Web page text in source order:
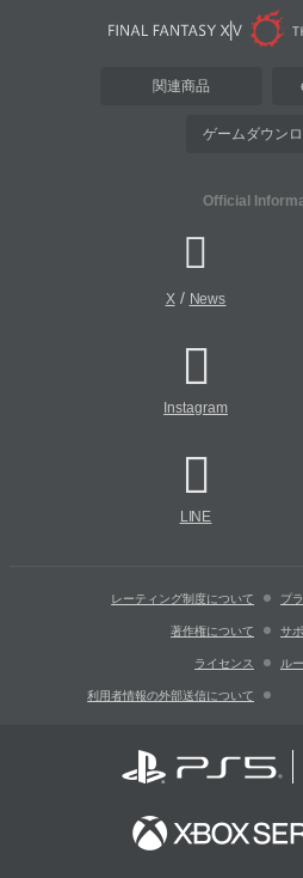
関連商品
ゲームダウン
Official
X/ News
Instagram
LINE
レーティング制度について プ
著作権について サ
ライセンス ル
利用者情報の外部送信について